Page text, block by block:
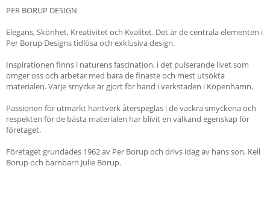
PER BORUP DESIGN
Elegans, Skönhet, Kreativitet och Kvalitet. Det är de centrala elementen i
Per Borup Designs tidlösa och exklusiva design.
Inspirationen finns i naturens fascination, i det pulserande livet som
omger oss och arbetar med bara de finaste och mest utsökta
materialen. Varje smycke är gjort för hand i verkstaden i Köpenhamn.
Passionen för utmärkt hantverk återspeglas i de vackra smyckena och
respekten för de bästa materialen har blivit en välkänd egenskap för
företaget.
Företaget grundades 1962 av Per Borup och drivs idag av hans son, Kell
Borup och barnbarn Julie Borup.